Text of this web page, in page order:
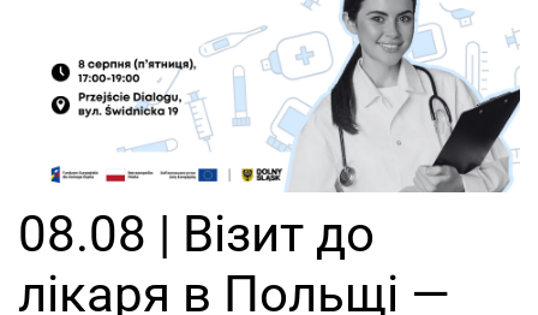
08.08 | Візит до
лікаря в Польщі —